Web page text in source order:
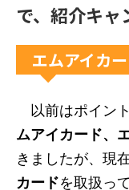
で、紹介キャ
エムアイカ
以前はポイン
ムアイカード、
きましたが、現
カードを取扱っ